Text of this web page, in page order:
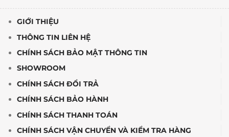
GIỚI THIỆU
THÔNG TIN LIÊN HỆ
CHÍNH SÁCH BẢO MẬT THÔNG TIN
SHOWROOM
CHÍNH SÁCH ĐỔI TRẢ
CHÍNH SÁCH BẢO HÀNH
CHÍNH SÁCH THANH TOÁN
CHÍNH SÁCH VẬN CHUYỂN VÀ KIỂM TRA HÀNG